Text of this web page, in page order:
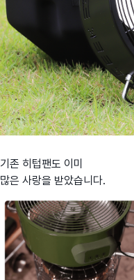
기존 히텁팬도 이미
많은 사랑을 받았습니다.